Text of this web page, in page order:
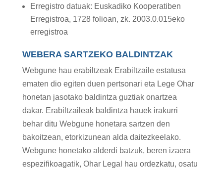
Erregistro datuak: Euskadiko Kooperatiben
Erregistroa, 1728 folioan, zk. 2003.0.015eko
erregistroa
WEBERA SARTZEKO BALDINTZAK
Webgune hau erabiltzeak Erabiltzaile estatusa
ematen dio egiten duen pertsonari eta Lege Ohar
honetan jasotako baldintza guztiak onartzea
dakar. Erabiltzaileak baldintza hauek irakurri
behar ditu Webgune honetara sartzen den
bakoitzean, etorkizunean alda daitezkeelako.
Webgune honetako alderdi batzuk, beren izaera
espezifikoagatik, Ohar Legal hau ordezkatu, osatu